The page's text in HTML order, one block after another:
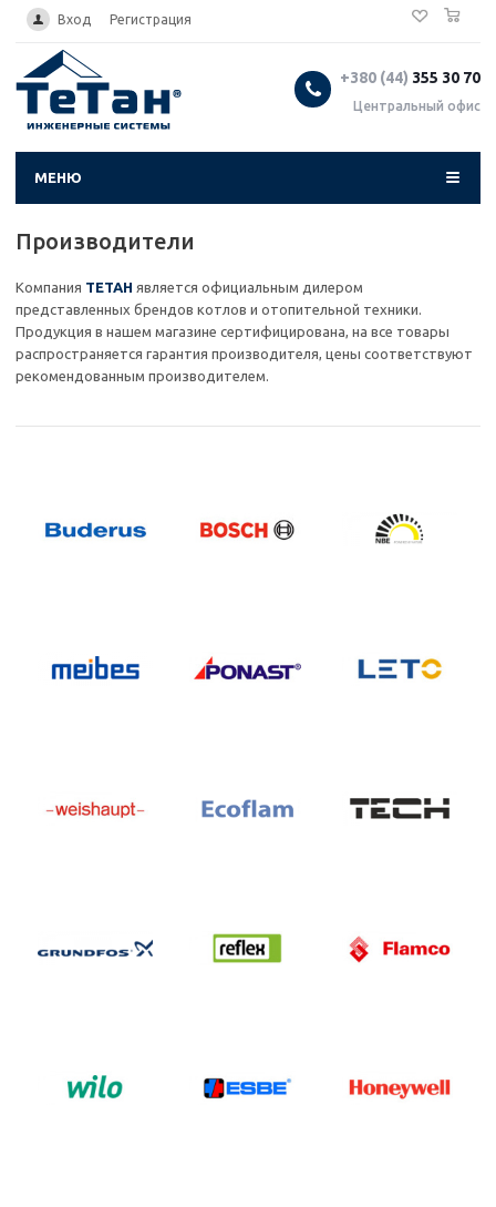
... Вход Регистрация
+380 (44) 355 30 70
Центральный офис
МЕНЮ
Производители
Компания ТЕТАН является официальным дилером
представленных брендов котлов и отопительной техники.
Продукция в нашем магазине сертифицирована, на все товары
распространяется гарантия производителя, цены соответствуют
рекомендованным производителем.